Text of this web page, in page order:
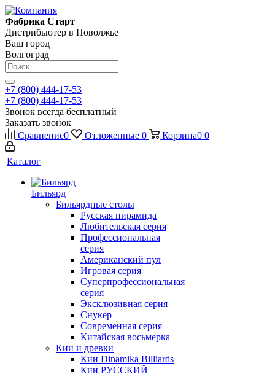
Фабрика Старт
Дистрибьютер в Поволжье
Ваш город
Волгоград
+7 (800) 444-17-53
+7 (800) 444-17-53
Звонок всегда бесплатный
Заказать звонок
Сравнение0 Отложенные 0 Корзина0 0
Каталог
Бильярд
Бильярдные столы
Русская пирамида
Любительская серия
Профессиональная
серия
Американский пул
Игровая серия
Суперпрофессиональная
серия
Эксклюзивная серия
Снукер
Современная серия
Китайская восьмерка
Кии и древки
Кии Dinamika Billiards
Кии РУССКИЙ